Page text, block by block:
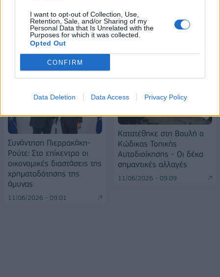
I want to opt-out of Collection, Use,
Retention, Sale, and/or Sharing of my
Personal Data that Is Unrelated with the
Purposes for which it was collected.
Opted Out
CONFIRM
Data Deletion Data Access Privacy Policy
ΠΕΡΙΣΣΌΤΕΡΑ ΣΕ ΑΥΤΉ ΤΗΝ ΚΑΤΗΓΟΡΊΑ
Συνάντηση Πιερρακάκη-
Ρούτε: Στο επίκεντρο οι
οικονομικές διαστάσεις της
χρηματοδότησης της
άμυνας
11/06/2026 - 09:01
Kατατέθηκε στη Βουλή ο
Κώδικας Τοπικής
Αυτοδιοίκησης - Οι δέκα
σημαντικές αλλαγές
11/06/2026 - 09:09